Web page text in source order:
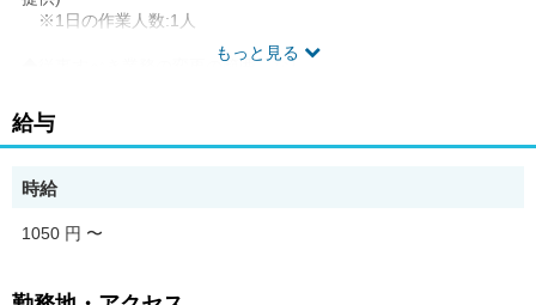
もっと見る
※1日の作業人数:1人
◆従事すべき業務の変更の範囲 なし
◆有期労働契約を更新する場合の基準(通算契約期間または更新回
数の上限)就業規則に定める禁止行為・懲戒事由等に該当しない場
◆ご希望があれば、通勤可能な範囲内で同一求人を掲載している
他事業所も併せて選考が可能です。
給与
時給
1050 円 〜